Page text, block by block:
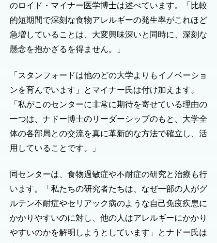
のロイド・マイナー医学博士は述べています。「比較
的短期間で深刻な食物アレルギーの発生率がこれほど
急増していることは、大変興味深いと同時に、深刻な
懸念を抱かざるを得ません。」
「スタンフォードは他のどの大学よりもイノベーショ
ンを育んでいます」とマイナー氏は付け加えます。
「私がこのセンターに非常に期待を寄せている理由の
一つは、ナドー博士のリーダーシップのもと、大学全
体の各部局との交流を真に革新的な方法で確立し、活
用していることです。」
同センターは、食物過敏症や不耐症の研究と治療も行
います。「私たちの研究者たちは、なぜ一部の人がグ
ルテン不耐症やセリアック病のような自己免疫疾患に
かかりやすいのに対し、他の人はアレルギーにかかり
やすいのかを解明しようとしています」とナドー氏は